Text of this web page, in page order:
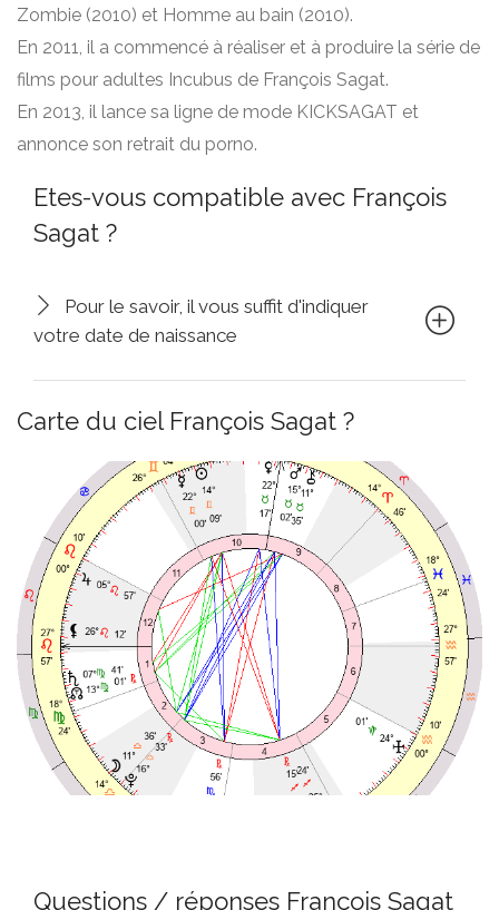
Zombie (2010) et Homme au bain (2010).
En 2011, il a commencé à réaliser et à produire la série de
films pour adultes Incubus de François Sagat.
En 2013, il lance sa ligne de mode KICKSAGAT et
annonce son retrait du porno.
Etes-vous compatible avec François
Sagat ?
Pour le savoir, il vous suffit d'indiquer
votre date de naissance
Carte du ciel François Sagat ?
Questions / réponses François Sagat